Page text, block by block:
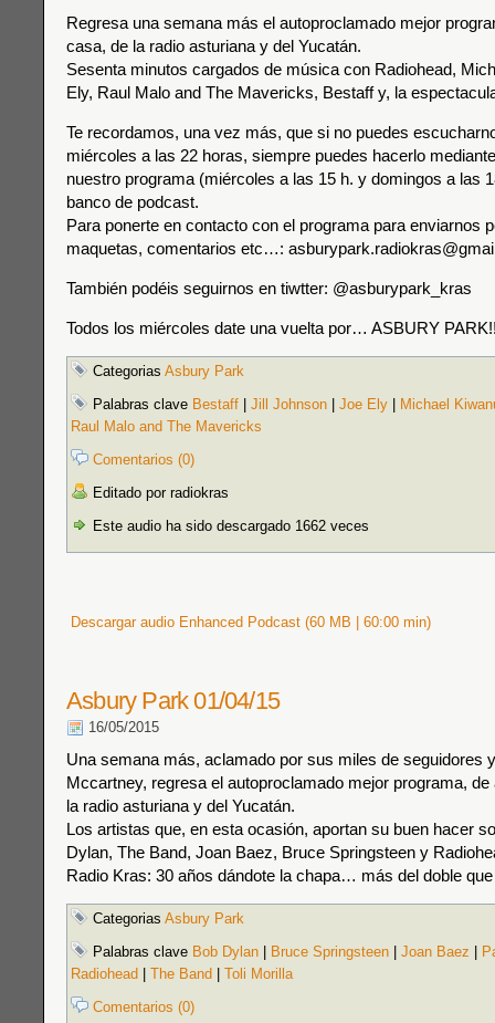
Regresa una semana más el autoproclamado mejor
casa, de la radio asturiana y del Yucatán.
Sesenta minutos cargados de música con Radiohead,
Ely, Raul Malo and The Mavericks, Bestaff y, la
Te recordamos, una vez más, que si no puedes
miércoles a las 22 horas, siempre puedes hacerlo
nuestro programa (miércoles a las 15 h. y domingos a las
banco de podcast.
Para ponerte en contacto con el programa para enviarnos
maquetas, comentarios etc…:
También podéis seguirnos en tiwtter: @asburypark_kras
Todos los miércoles date una vuelta por… ASBURY
Categorias Asbury Park
Palabras clave Bestaff Jill Johnson Joe Ely
Michael
Raul Malo and The Mavericks
Comentarios (0)
Editado por radiokras
Este audio ha sido descargado 1662 veces
Descargar audio Enhanced Podcast (60 MB | 60:00 min)
Asbury Park 01/04/15
16/05/2015
Una semana más, aclamado por sus miles de seguidores
Mccartney, regresa el autoproclamado mejor programa,
la radio asturiana y del Yucatán.
Los artistas que, en esta ocasión, aportan su buen hacer
Dylan, The Band, Joan Baez, Bruce Springsteen y
Radio Kras: 30 años dándote la chapa… más del doble
Categorias Asbury Park
Palabras clave Bob Dylan Bruce Springsteen Joan Baez
Radiohead
The Band
Toli Morilla
Comentarios (0)